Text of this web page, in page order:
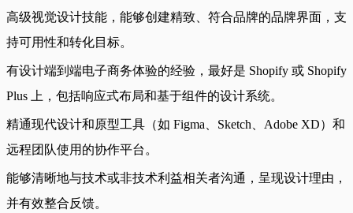
高级视觉设计技能，能够创建精致、符合品牌的品牌界面，支
持可用性和转化目标。
有设计端到端电子商务体验的经验，最好是 Shopify 或 Shopify
Plus 上，包括响应式布局和基于组件的设计系统。
精通现代设计和原型工具（如 Figma、Sketch、Adobe XD）和
远程团队使用的协作平台。
能够清晰地与技术或非技术利益相关者沟通，呈现设计理由，
并有效整合反馈。